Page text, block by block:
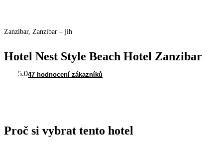
Zanzibar, Zanzibar – jih
Hotel Nest Style Beach Hotel Zanzibar
5.047 hodnocení zákazníků
Proč si vybrat tento hotel